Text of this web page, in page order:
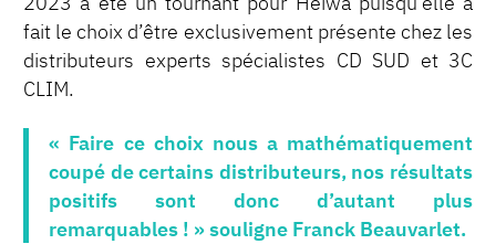
fait le choix d’être exclusivement présente chez les
distributeurs experts spécialistes CD SUD et 3C
CLIM.
« Faire ce choix nous a mathématiquement
coupé de certains distributeurs, nos résultats
positifs sont donc d’autant plus
remarquables ! » souligne Franck Beauvarlet.